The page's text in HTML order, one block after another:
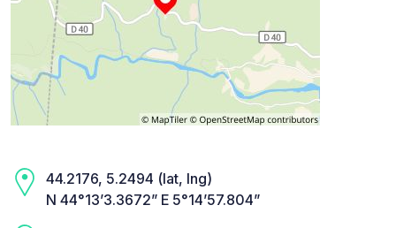
44.2176, 5.2494 (lat, lng)
N 44°13’3.3672” E 5°14’57.804”